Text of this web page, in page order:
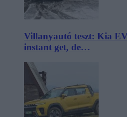
Villanyautó teszt: Kia
instant get, de…